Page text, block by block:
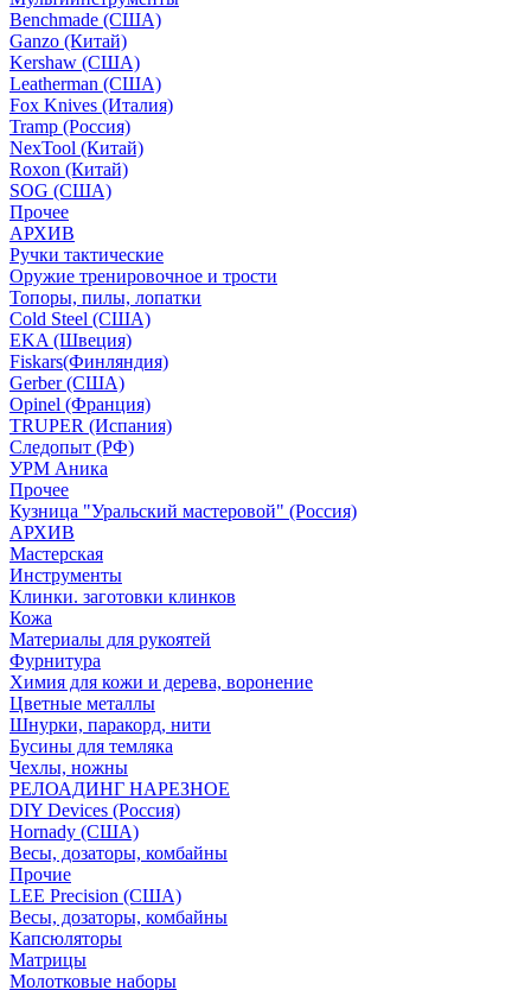
Benchmade (США)
Ganzo (Китай)
Kershaw (США)
Leatherman (США)
Fox Knives (Италия)
Tramp (Россия)
NexTool (Китай)
Roxon (Китай)
SOG (США)
Прочее
АРХИВ
Ручки тактические
Оружие тренировочное и трости
Топоры, пилы, лопатки
Cold Steel (США)
EKA (Швеция)
Fiskars(Финляндия)
Gerber (США)
Opinel (Франция)
TRUPER (Испания)
Следопыт (РФ)
УРМ Аника
Прочее
Кузница "Уральский мастеровой" (Россия)
АРХИВ
Мастерская
Инструменты
Клинки. заготовки клинков
Кожа
Материалы для рукоятей
Фурнитура
Химия для кожи и дерева, воронение
Цветные металлы
Шнурки, паракорд, нити
Бусины для темляка
Чехлы, ножны
РЕЛОАДИНГ НАРЕЗНОЕ
DIY Devices (Россия)
Hornady (США)
Весы, дозаторы, комбайны
Прочие
LEE Precision (США)
Весы, дозаторы, комбайны
Капсюляторы
Матрицы
Молотковые наборы